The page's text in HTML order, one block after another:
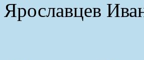
Ярославцев